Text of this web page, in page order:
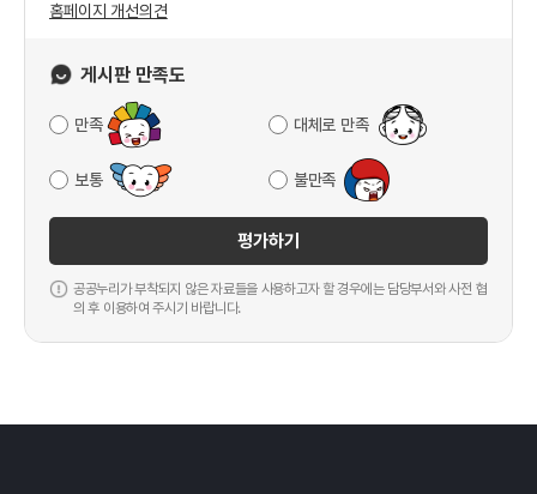
홈페이지 개선의견
게시판 만족도
만족 대체로 만족
보통 불만족
평가하기
공공누리가 부착되지 않은 자료들을 사용하고자 할 경우에는 담당부서와 사전 협
의 후 이용하여 주시기 바랍니다.